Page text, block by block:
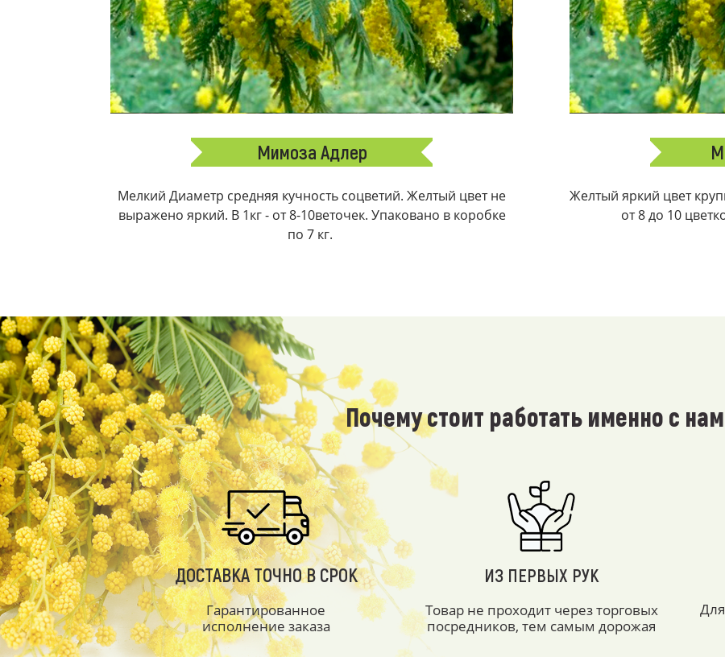
Мимоза Адлер
Мелкий Диаметр средняя кучность соцветий. Желтый цвет не
выражено яркий. В 1кг - от 8-10веточек. Упаковано в коробке
по 7 кг.
Желтый яркий цвет
от 8 до 10
Почему стоит работать именно с
ДОСТАВКА ТОЧНО В СРОК
Гарантированное
исполнение заказа
ИЗ ПЕРВЫХ РУК
Товар не проходит через торговых
посредников, тем самым дорожая